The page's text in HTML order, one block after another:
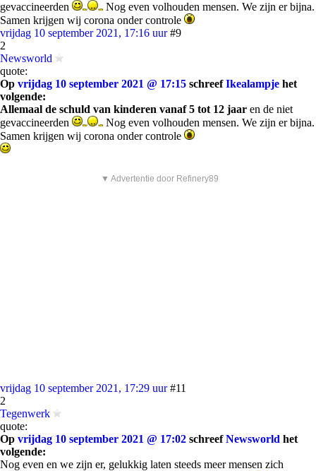
gevaccineerden
Nog even volhouden mensen. We zijn er bijna.
Samen krijgen wij corona onder controle
vrijdag 10 september 2021, 17:16 uur #9
2
Newsworld
quote:
Op vrijdag 10 september 2021 @ 17:15 schreefIkealampje het
volgende:
Allemaal de schuld van kinderen vanaf 5 tot 12 jaar en de niet
gevaccineerden
Nog even volhouden mensen. We zijn er bijna.
Samen krijgen wij corona onder controle
▼ Advertentie door Refinery89
vrijdag 10 september 2021, 17:29 uur #11
2
Tegenwerk
quote:
Op vrijdag 10 september 2021 @ 17:02 schreefNewsworld het
volgende:
Nog even en we zijn er, gelukkig laten steeds meer mensen zich